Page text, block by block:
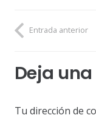
Entrada anterior
Deja
Tu dirección de